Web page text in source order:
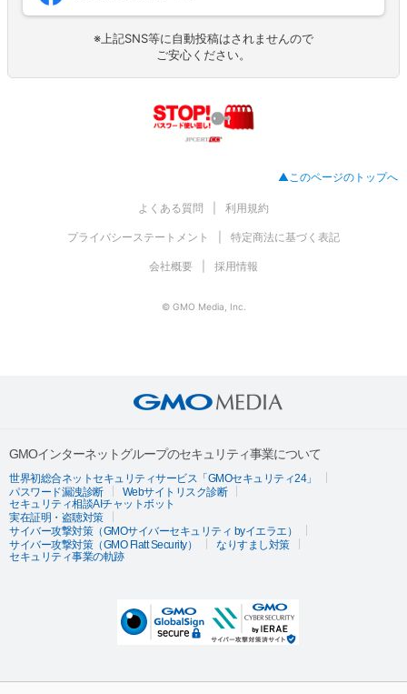
※上記SNS等に自動投稿はされませんので
ご安心ください。
▲このページのトップへ
よくある質問 利用規約
プライバシーステートメント 特定商法に基づく表記
会社概要 採用情報
© GMO Media, Inc.
GMOインターネットグループのセキュリティ事業について
世界初総合ネットセキュリティサービス「GMOセキュリティ24」
パスワード漏洩診断
Webサイトリスク診断
セキュリティ相談AIチャットボット
実在証明・盗聴対策
サイバー攻撃対策（GMOサイバーセキュリティ byイエラエ）
サイバー攻撃対策（GMO Flatt Security）
なりすまし対策
セキュリティ事業の軌跡